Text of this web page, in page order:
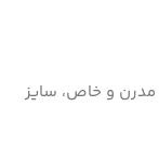
مدرن و خاص، سایز